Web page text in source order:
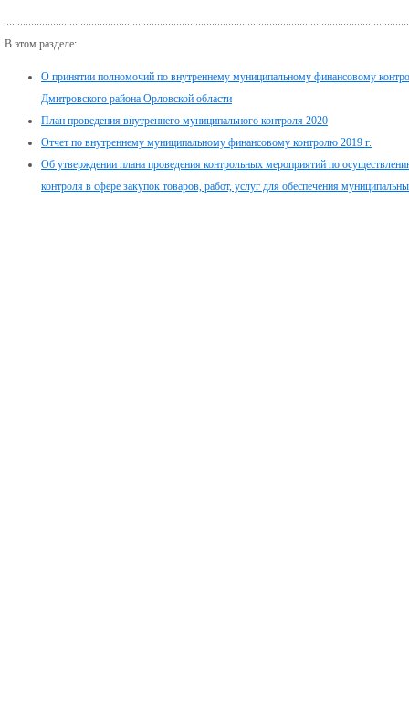
В этом разделе:
О принятии полномочий по внутреннему муниципальному финансовому
Дмитровского района Орловской области
План проведения внутреннего муниципального контроля 2020
Отчет по внутреннему муниципальному финансовому контролю 2019 г.
Об утверждении плана проведения контрольных мероприятий по
контроля в сфере закупок товаров, работ, услуг для обеспечения